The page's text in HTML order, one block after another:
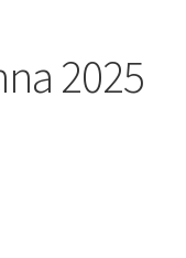
2025